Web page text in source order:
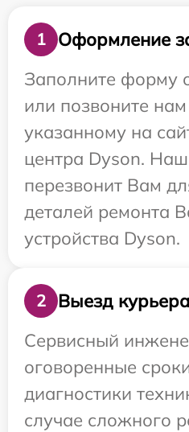
1
Оформление
Заполните форму
или позвоните
указанному на
центра Dyson.
перезвонит Вам
деталей ремонта
устройства Dyson.
2
Выезд
Сервисный
оговоренные
диагностики
случае сложного